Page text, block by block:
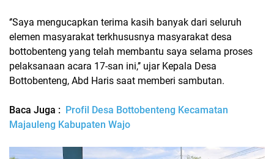
‘’Saya mengucapkan terima kasih banyak dari seluruh
elemen masyarakat terkhususnya masyarakat desa
bottobenteng yang telah membantu saya selama proses
pelaksanaan acara 17-san ini,’’ ujar Kepala Desa
Bottobenteng, Abd Haris saat memberi sambutan.
Baca Juga : Profil Desa Bottobenteng Kecamatan
Majauleng Kabupaten Wajo